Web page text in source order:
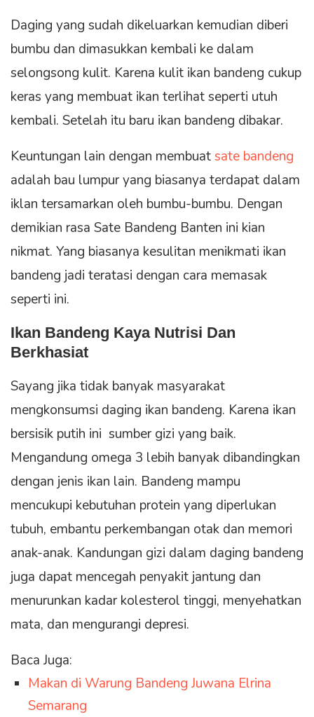
Daging yang sudah dikeluarkan kemudian diberi
bumbu dan dimasukkan kembali ke dalam
selongsong kulit. Karena kulit ikan bandeng cukup
keras yang membuat ikan terlihat seperti utuh
kembali. Setelah itu baru ikan bandeng dibakar.
Keuntungan lain dengan membuatsate bandeng
adalah bau lumpur yang biasanya terdapat dalam
iklan tersamarkan oleh bumbu-bumbu. Dengan
demikian rasa Sate Bandeng Banten ini kian
nikmat. Yang biasanya kesulitan menikmati ikan
bandeng jadi teratasi dengan cara memasak
seperti ini.
Ikan Bandeng Kaya Nutrisi Dan
Berkhasiat
Sayang jika tidak banyak masyarakat
mengkonsumsi daging ikan bandeng. Karena ikan
bersisik putih ini sumber gizi yang baik.
Mengandung omega 3 lebih banyak dibandingkan
dengan jenis ikan lain. Bandeng mampu
mencukupi kebutuhan protein yang diperlukan
tubuh, embantu perkembangan otak dan memori
anak-anak. Kandungan gizi dalam daging bandeng
juga dapat mencegah penyakit jantung dan
menurunkan kadar kolesterol tinggi, menyehatkan
mata, dan mengurangi depresi.
Baca Juga:
Makan di Warung Bandeng Juwana Elrina
Semarang